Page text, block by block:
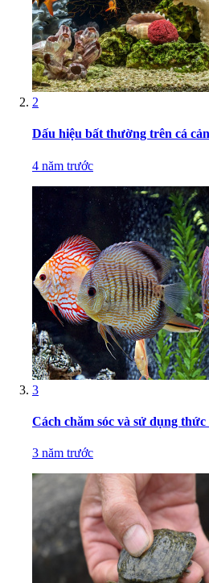
2
Dấu hiệu bất thường trên cá
4 năm trước
3
Cách chăm sóc và sử dụng thức
3 năm trước